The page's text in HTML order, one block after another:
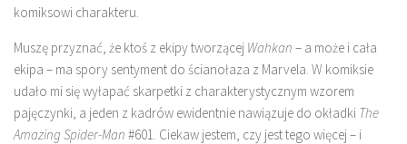
komiksowi charakteru.
Muszę przyznać, że ktoś z ekipy tworzącej Wahkan – a może i cała
ekipa – ma spory sentyment do ścianołaza z Marvela. W komiksie
udało mi się wyłapać skarpetki z charakterystycznym wzorem
pajęczynki, a jeden z kadrów ewidentnie nawiązuje do okładki The
Amazing Spider-Man #601. Ciekaw jestem, czy jest tego więcej – i